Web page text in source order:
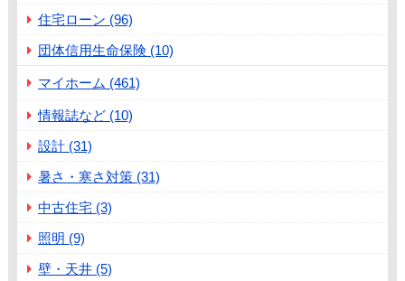
住宅ローン (96)
団体信用生命保険 (10)
マイホーム (461)
情報誌など (10)
設計 (31)
暑さ・寒さ対策 (31)
中古住宅 (3)
照明 (9)
壁・天井 (5)